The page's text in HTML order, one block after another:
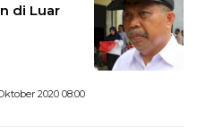
di Luar
2020 08:00